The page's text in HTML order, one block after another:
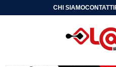
CHI SIAMOCONTATTI